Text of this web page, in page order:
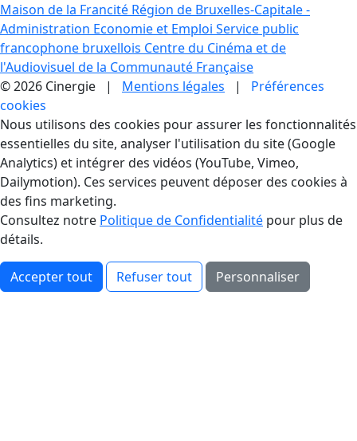
Maison de la Francité Région de Bruxelles-Capitale -
Administration Economie et Emploi Service public
francophone bruxellois Centre du Cinéma et de
l'Audiovisuel de la Communauté Française
© 2026 Cinergie | Mentions légales | Préférences
cookies
Gestion des Cookies
Nous utilisons des cookies pour assurer les fonctionnalités
essentielles du site, analyser l'utilisation du site (Google
Analytics) et intégrer des vidéos (YouTube, Vimeo,
Dailymotion). Ces services peuvent déposer des cookies à
des fins marketing.
Consultez notre Politique de Confidentialité pour plus de
détails.
Accepter tout Refuser tout Personnaliser